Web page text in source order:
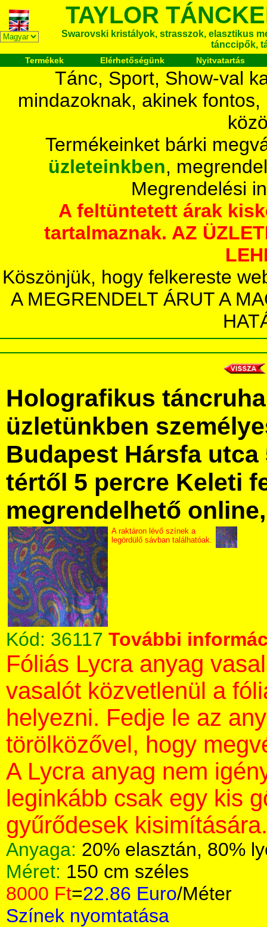
TAYLOR
Swarovski kristályok, strasszok, elasztikus
tánccipők,
Termékek Elérhetőségünk Nyitvatartás
Tánc, Sport, Show-val
mindazoknak, akinek
Termékeinket bárki
üzleteinkben,
Megrendelési
A feltüntetett árak
tartalmaznak. AZ
Köszönjük, hogy felkereste
A MEGRENDELT ÁRUT A
Holografikus
üzletünkben
Budapest Hársfa utca
tértől 5 percre Keleti
megrendelhető
A raktáron lévő színek a
legördülő sávban találhatóak.
Kód: 36117 További
Fóliás Lycra anyag
vasalót közvetlenül a
helyezni. Fedje le az
törölközővel, hogy
A Lycra anyag nem
leginkább csak egy kis
gyűrődesek kisimítására.
Anyaga: 20% elasztán, 80%
Méret: 150 cm széles
8000 Ft=22.86 Euro/Méter
Színek nyomtatása